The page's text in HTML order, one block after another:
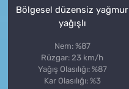
Bölgesel düzensiz yağmur
yağışlı
Nem: %87
Rüzgar: 23 km/h
Yağış Olasılığı: %87
Kar Olasılığı: %3